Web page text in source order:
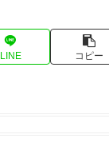
LINE コピー